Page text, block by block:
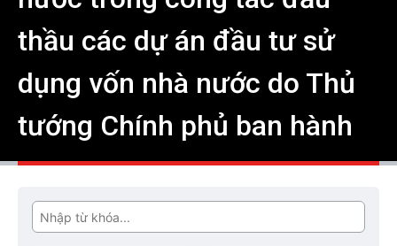
thầu các dự án đầu tư sử
dụng vốn nhà nước do Thủ
tướng Chính phủ ban hành
Tìm